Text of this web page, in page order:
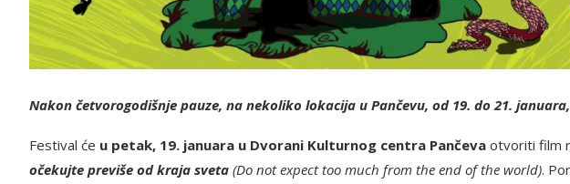
Nakon četvorogodišnje pauze, na nekoliko lokacija u Pančevu, od 19. do 21.
Festival će u petak, 19. januara u Dvorani Kulturnog centra Pančeva otvoriti film
očekujte previše od kraja sveta (Do not expect too much from the end of the world).